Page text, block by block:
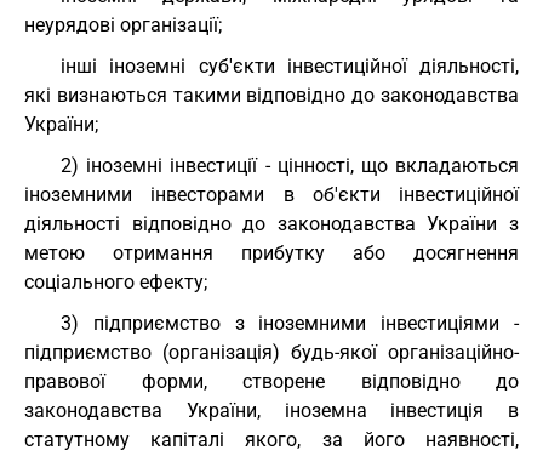
неурядові організації;
інші іноземні суб'єкти інвестиційної діяльності,
які визнаються такими відповідно до законодавства
України;
2) іноземні інвестиції - цінності, що вкладаються
іноземними інвесторами в об'єкти інвестиційної
діяльності відповідно до законодавства України з
метою отримання прибутку або досягнення
соціального ефекту;
3) підприємство з іноземними інвестиціями -
підприємство (організація) будь-якої організаційно-
правової форми, створене відповідно до
законодавства України, іноземна інвестиція в
статутному капіталі якого, за його наявності,